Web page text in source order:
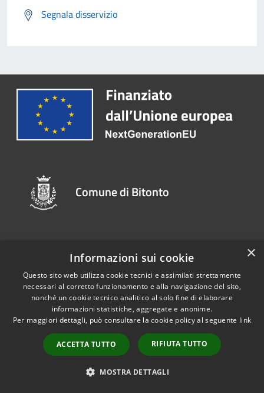
Segnala disservizio
Comune di Bitonto
Youtube
AMMINISTRAZIONE
Organi di Governo
Aree Amministrative
×
Informazioni sui cookie
Questo sito web utilizza cookie tecnici e assimilati strettamente
necessari al corretto funzionamento e alla navigazione del sito,
nonché un cookie tecnico analitico al solo fine di elaborare
informazioni statistiche, aggregate e anonime.
Per maggiori dettagli, può consultare la cookie policy al seguente link
ACCETTA TUTTO RIFIUTA TUTTO
MOSTRA DETTAGLI